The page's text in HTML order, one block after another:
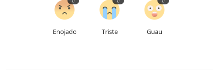
Enojado Triste Guau